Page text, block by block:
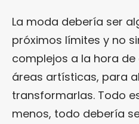
La moda debería ser
próximos límites y no
complejos a la hora
áreas artísticas, para
transformarlas. Todo
menos, todo debería